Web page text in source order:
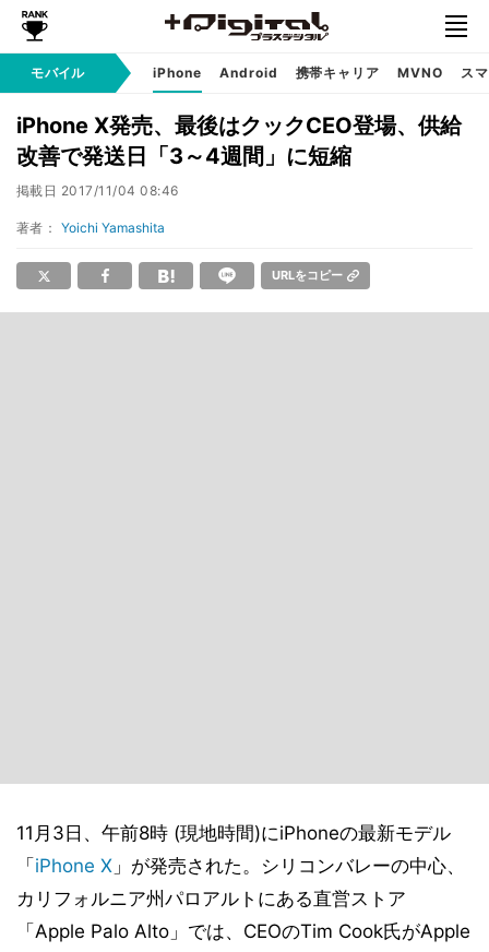
モバイル iPhone Android 携帯キャリア MVNO ス
iPhone X発売、最後はクックCEO登場、供給
改善で発送日「3～4週間」に短縮
掲載日 2017/11/04 08:46
著者： Yoichi Yamashita
URLをコピー
11月3日、午前8時 (現地時間)にiPhoneの最新モデル
「 iPhone X 」が発売された。シリコンバレーの中心、
カリフォルニア州パロアルトにある直営ストア
「Apple Palo Alto」では、CEOのTim Cook氏がApple